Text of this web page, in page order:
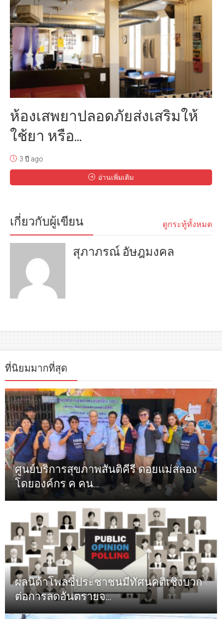
ห้องเสพยาปลอดภัยส่งเสริมให้
ใช้ยา หรือ...
3 ปี ago
อ่านเพิ่มเติม
เกี่ยวกับผู้เขียน ดูกระทู้ทั้งหมด
สุภาภรณ์ อัษฎมงคล
ที่นิยมมากที่สุด
ศูนย์บริการสุขภาพสันติคีรี ดอยแม่สลอง
โดยองค์กร ค คน...
ผลนิด้าโพลชี้ประชาชนมีทัศนคติเชิงบวก
ต่อการลดอันตรายจ...